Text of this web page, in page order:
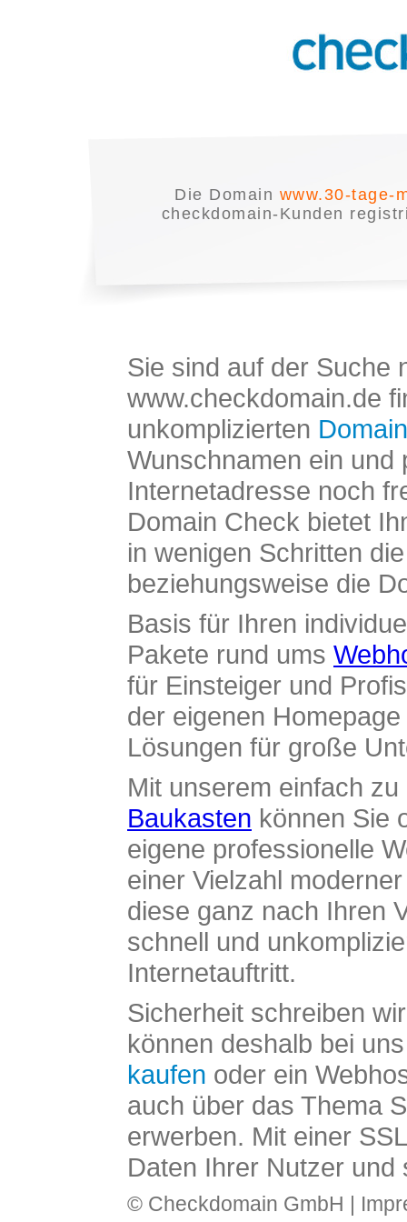
Die Domain www.30-tage-
checkdomain-Kunden
Sie sind auf der Suche
www.checkdomain.de
unkomplizierten
Wunschnamen ein und
Internetadresse noch
Domain Check bietet
in wenigen Schritten
beziehungsweise die
Basis für Ihren
Pakete rund ums
für Einsteiger und
der eigenen
Lösungen für große
Mit unserem einfach
Baukasten können Sie
eigene professionelle
einer Vielzahl
diese ganz nach Ihren
schnell und
Internetauftritt.
Sicherheit schreiben
können deshalb bei
kaufen oder ein
auch über das Thema
erwerben. Mit einer
Daten Ihrer Nutzer und
© Checkdomain GmbH |